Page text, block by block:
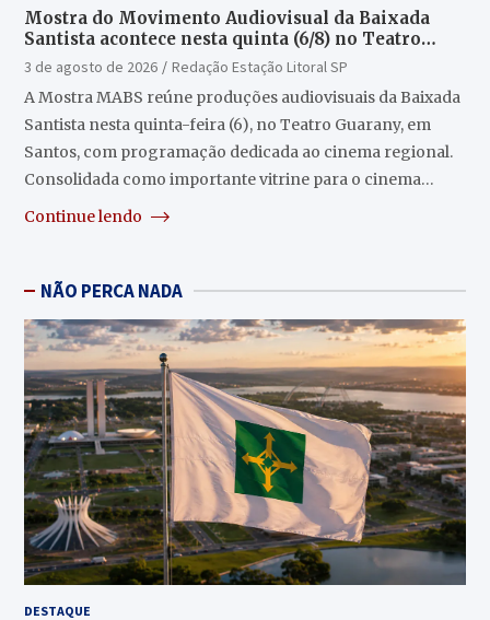
Mostra do Movimento Audiovisual da Baixada
Santista acontece nesta quinta (6/8) no Teatro
Guarany
3 de agosto de 2026
Redação Estação Litoral SP
A Mostra MABS reúne produções audiovisuais da Baixada
Santista nesta quinta-feira (6), no Teatro Guarany, em
Santos, com programação dedicada ao cinema regional.
Consolidada como importante vitrine para o cinema…
Continue lendo
NÃO PERCA NADA
DESTAQUE